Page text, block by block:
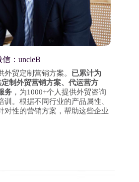
：uncleB
外贸定制营销方案。 已累计为
制外贸营销方案、代运营方
务，为1000+个人提供外贸咨询
训。根据不同行业的产品属性、
对性的营销方案，帮助这些企业